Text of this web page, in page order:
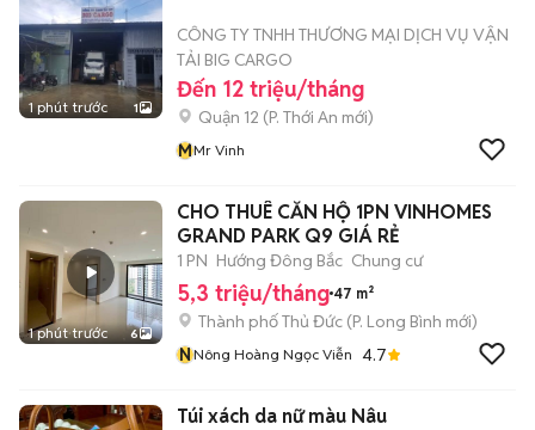
1 phút trước 1
CÔNG TY TNHH THƯƠNG MẠI DỊCH VỤ VẬN
TẢI BIG CARGO
Đến 12 triệu/tháng
Quận 12 (P. Thới An mới)
MMr Vinh
1 phút trước 6
CHO THUÊ CĂN HỘ 1PN VINHOMES
GRAND PARK Q9 GIÁ RẺ
1 PN Hướng Đông Bắc Chung cư
5,3 triệu/tháng 47 m²
Thành phố Thủ Đức (P. Long Bình mới)
NNông Hoàng Ngọc Viễn 4.7
Túi xách da nữ màu Nâu